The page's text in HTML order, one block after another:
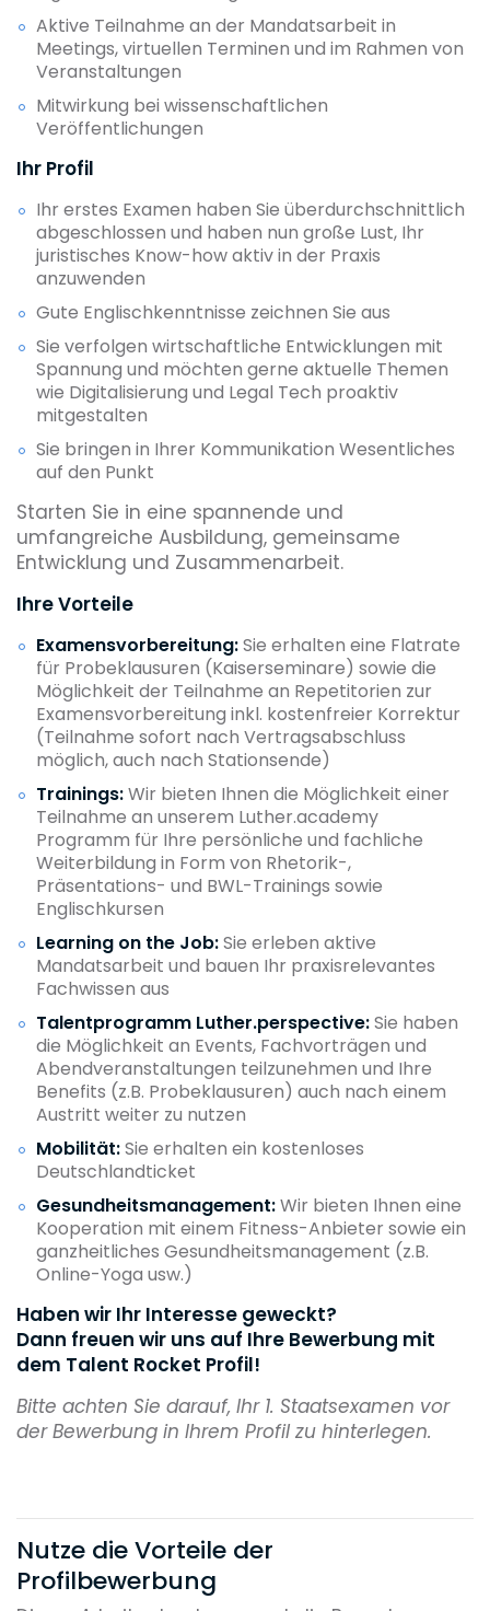
Aktive Teilnahme an der Mandatsarbeit in
Meetings, virtuellen Terminen und im Rahmen von
Veranstaltungen
Mitwirkung bei wissenschaftlichen
Veröffentlichungen
Ihr Profil
Ihr erstes Examen haben Sie überdurchschnittlich
abgeschlossen und haben nun große Lust, Ihr
juristisches Know-how aktiv in der Praxis
anzuwenden
Gute Englischkenntnisse zeichnen Sie aus
Sie verfolgen wirtschaftliche Entwicklungen mit
Spannung und möchten gerne aktuelle Themen
wie Digitalisierung und Legal Tech proaktiv
mitgestalten
Sie bringen in Ihrer Kommunikation Wesentliches
auf den Punkt
Starten Sie in eine spannende und
umfangreiche Ausbildung, gemeinsame
Entwicklung und Zusammenarbeit.
Ihre Vorteile
Examensvorbereitung:Sie erhalten eine Flatrate
für Probeklausuren (Kaiserseminare) sowie die
Möglichkeit der Teilnahme an Repetitorien zur
Examensvorbereitung inkl. kostenfreier Korrektur
(Teilnahme sofort nach Vertragsabschluss
möglich, auch nach Stationsende)
Trainings:Wir bieten Ihnen die Möglichkeit einer
Teilnahme an unserem Luther.academy
Programm für Ihre persönliche und fachliche
Weiterbildung in Form von Rhetorik-,
Präsentations- und BWL-Trainings sowie
Englischkursen
Learning on the Job:Sie erleben aktive
Mandatsarbeit und bauen Ihr praxisrelevantes
Fachwissen aus
Talentprogramm Luther.perspective:Sie haben
die Möglichkeit an Events, Fachvorträgen und
Abendveranstaltungen teilzunehmen und Ihre
Benefits (z.B. Probeklausuren) auch nach einem
Austritt weiter zu nutzen
Mobilität:Sie erhalten ein kostenloses
Deutschlandticket
Gesundheitsmanagement:Wir bieten Ihnen eine
Kooperation mit einem Fitness-Anbieter sowie ein
ganzheitliches Gesundheitsmanagement (z.B.
Online-Yoga usw.)
Haben wir Ihr Interesse geweckt?
Dann freuen wir uns auf Ihre Bewerbung mit
dem Talent Rocket Profil!
Bitte achten Sie darauf, Ihr 1. Staatsexamen vor
der Bewerbung in Ihrem Profil zu hinterlegen.
Nutze die Vorteile der
Profilbewerbung